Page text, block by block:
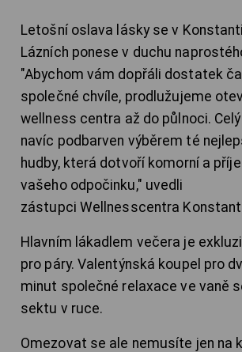
Letošní oslava lásky se v
Lázních ponese v duchu
"Abychom vám dopřáli dostatek
společné chvíle, prodlužujeme
wellness centra až do půlnoci.
navíc podbarven výběrem té
hudby, která dotvoří komorní a
vašeho odpočinku," uvedli
zástupci Wellnesscentra
Hlavním lákadlem večera je
pro páry. Valentýnská koupel pro
minut společné relaxace ve vaně
sektu v ruce.
Omezovat se ale nemusíte jen na